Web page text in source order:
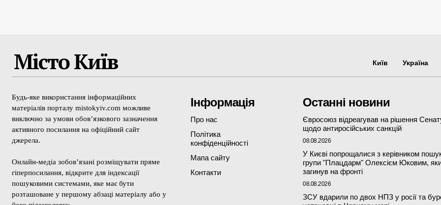
Місто Київ Київ Україна
Будь-яке використання інформаційних
матеріалів порталу mistokyiv.com можливе
виключно за умови обов’язкового зазначення
активного посилання на офіційний сайт
джерела.
Онлайн-медіа зобов’язані розміщувати пряме
гіперпосилання, відкрите для індексації
пошуковими системами, яке має бути
розташоване у першому абзаці матеріалу або у
Інформація
Про нас
Політика
конфіденційності
Мапа сайту
Контакти
Останні новини
Євросоюз відреагував на рішення
щодо антиросійських санкцій
08.08.2026
У Києві попрощалися з керівником
групи "Плацдарм" Олексієм Юковим,
загинув на фронті
08.08.2026
ЗСУ вдарили по двох НПЗ у росії та